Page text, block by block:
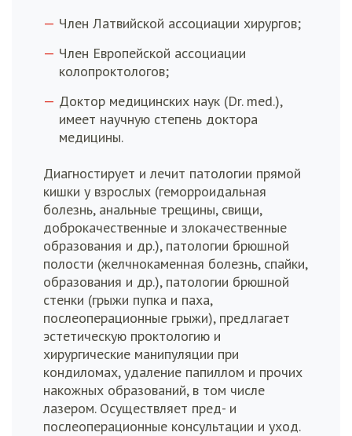
Член Латвийской ассоциации хирургов;
Член Европейской ассоциации
колопроктологов;
Доктор медицинских наук (Dr. med.),
имеет научную степень доктора
медицины.
Диагностирует и лечит патологии прямой
кишки у взрослых (геморроидальная
болезнь, анальные трещины, свищи,
доброкачественные и злокачественные
образования и др.), патологии брюшной
полости (желчнокаменная болезнь, спайки,
образования и др.), патологии брюшной
стенки (грыжи пупка и паха,
послеоперационные грыжи), предлагает
эстетическую проктологию и
хирургические манипуляции при
кондиломах, удаление папиллом и прочих
накожных образований, в том числе
лазером. Осуществляет пред- и
послеоперационные консультации и уход.